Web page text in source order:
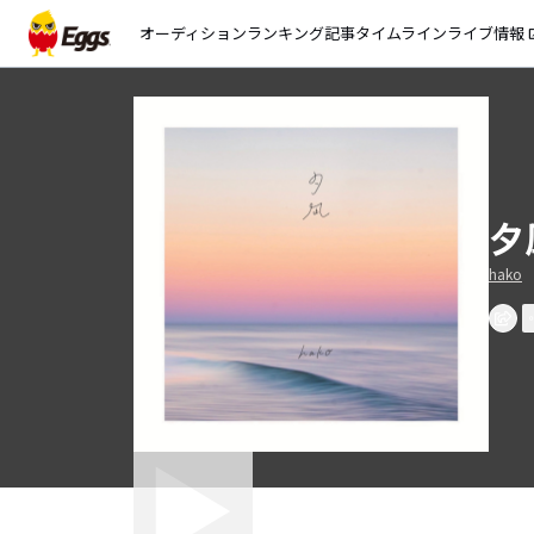
オーディションランキング記事タイムラインライブ情報
hako